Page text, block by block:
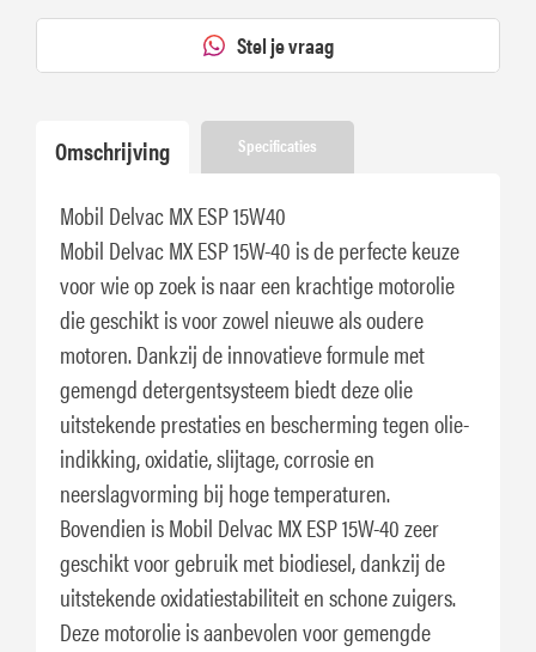
Stel je vraag
Omschrijving Specificaties
Mobil Delvac MX ESP 15W40
Mobil Delvac MX ESP 15W-40 is de perfecte keuze
voor wie op zoek is naar een krachtige motorolie
die geschikt is voor zowel nieuwe als oudere
motoren. Dankzij de innovatieve formule met
gemengd detergentsysteem biedt deze olie
uitstekende prestaties en bescherming tegen olie-
indikking, oxidatie, slijtage, corrosie en
neerslagvorming bij hoge temperaturen.
Bovendien is Mobil Delvac MX ESP 15W-40 zeer
geschikt voor gebruik met biodiesel, dankzij de
uitstekende oxidatiestabiliteit en schone zuigers.
Deze motorolie is aanbevolen voor gemengde